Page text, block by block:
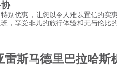
别优惠，让您以令人难以置信的实
，享受非凡的旅行体验和无与伦比的
雷斯马德里巴拉哈